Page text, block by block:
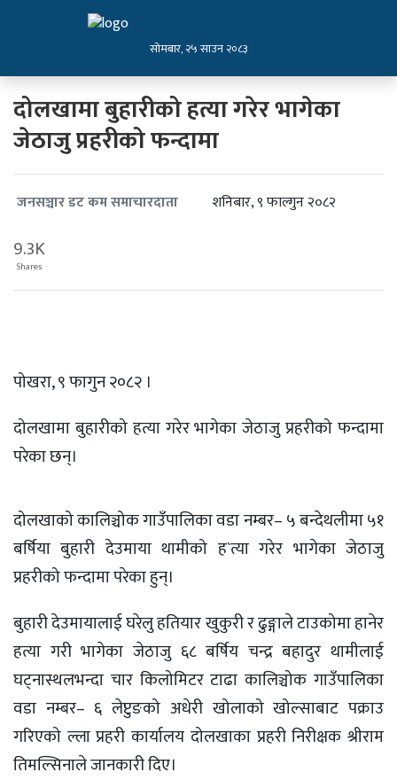
सोमबार, २५ साउन २०८३
दोलखामा बुहारीको हत्या गरेर भागेका
जेठाजु प्रहरीको फन्दामा
जनसञ्चार डट कम समाचारदाता शनिबार, ९ फाल्गुन २०८२
9.3K
Shares
पोखरा, ९ फागुन २०८२ ।
दोलखामा बुहारीको हत्या गरेर भागेका जेठाजु प्रहरीको फन्दामा
परेका छन्।
दोलखाको कालिञ्चोक गाउँपालिका वडा नम्बर– ५ बन्देथलीमा ५१
बर्षिया बुहारी देउमाया थामीको ह`त्या गरेर भागेका जेठाजु
प्रहरीको फन्दामा परेका हुन्।
बुहारी देउमायालाई घरेलु हतियार खुकुरी र ढुङ्गाले टाउकोमा हानेर
हत्या गरी भागेका जेठाजु ६८ बर्षिय चन्द्र बहादुर थामीलाई
घट्नास्थलभन्दा चार किलोमिटर टाढा कालिञ्चोक गाउँपालिका
वडा नम्बर– ६ लेप्टुङको अधेरी खोलाको खोल्साबाट पक्राउ
गरिएको ल्ला प्रहरी कार्यालय दोलखाका प्रहरी निरीक्षक श्रीराम
तिमल्सिनाले जानकारी दिए।